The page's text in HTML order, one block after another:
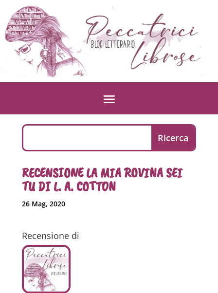
RECENSIONE LA MIA ROVINA SEI
TU DI L. A. COTTON
26 Mag, 2020
Recensione di